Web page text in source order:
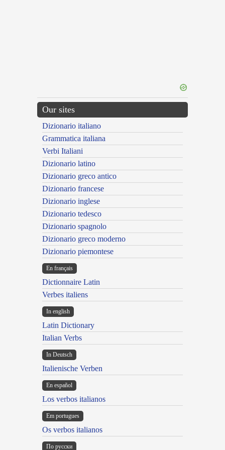
Our sites
Dizionario italiano
Grammatica italiana
Verbi Italiani
Dizionario latino
Dizionario greco antico
Dizionario francese
Dizionario inglese
Dizionario tedesco
Dizionario spagnolo
Dizionario greco moderno
Dizionario piemontese
En français
Dictionnaire Latin
Verbes italiens
In english
Latin Dictionary
Italian Verbs
In Deutsch
Italienische Verben
En español
Los verbos italianos
Em portugues
Os verbos italianos
По русски